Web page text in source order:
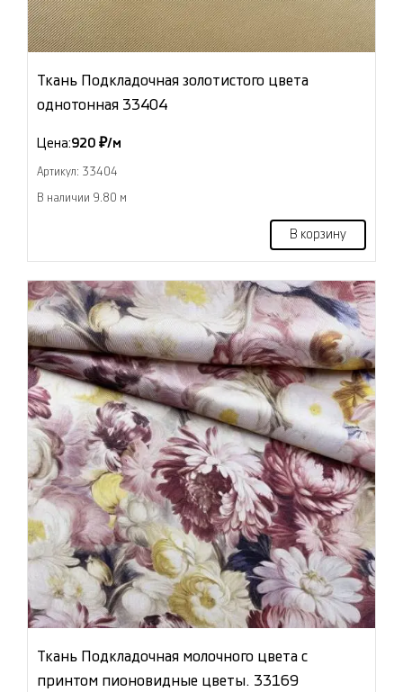
Ткань Подкладочная золотистого цвета
однотонная 33404
Цена:920 ₽/м
Артикул: 33404
В наличии 9.80 м
В корзину
Ткань Подкладочная молочного цвета с
принтом пионовидные цветы. 33169